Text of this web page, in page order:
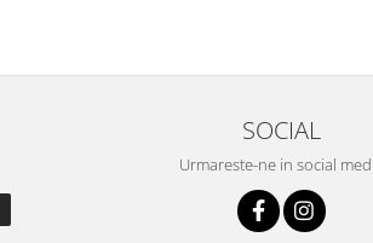
SOCIAL
Urmareste-ne in social